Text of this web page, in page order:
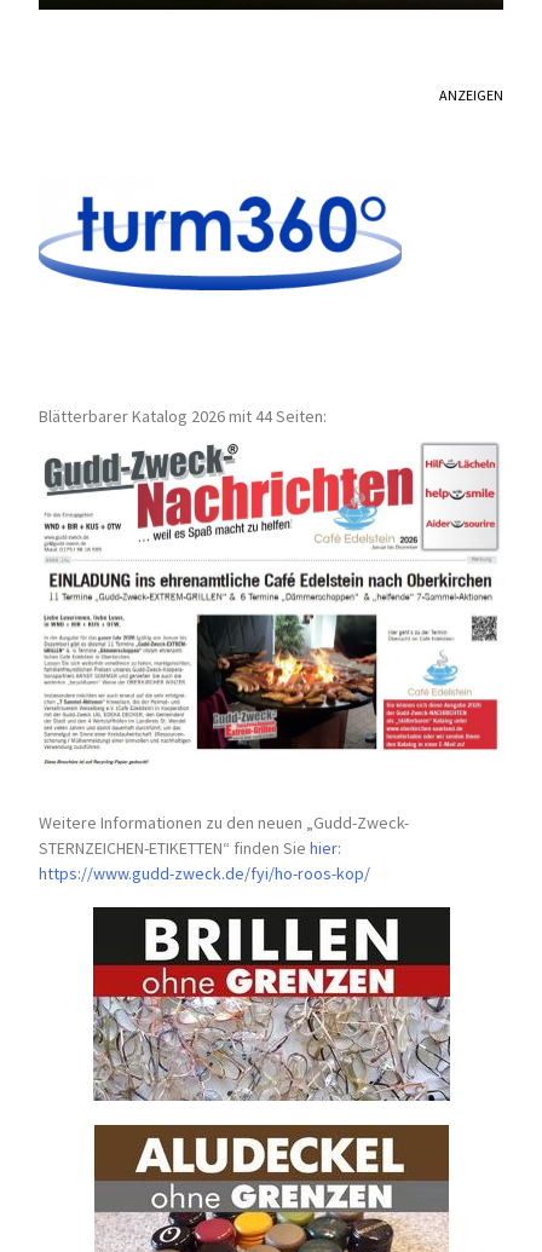
ANZEIGEN
Blätterbarer Katalog 2026 mit 44 Seiten:
Weitere Informationen zu den neuen „Gudd-Zweck-
STERNZEICHEN-ETIKETTEN“ finden Siehier:
https://www.gudd-zweck.de/fyi/ho-roos-kop/